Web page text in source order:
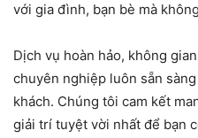
với gia đình, bạn bè mà
Dịch vụ hoàn hảo, không
chuyên nghiệp luôn sẵn
khách. Chúng tôi cam kết
giải trí tuyệt vời nhất để bạn